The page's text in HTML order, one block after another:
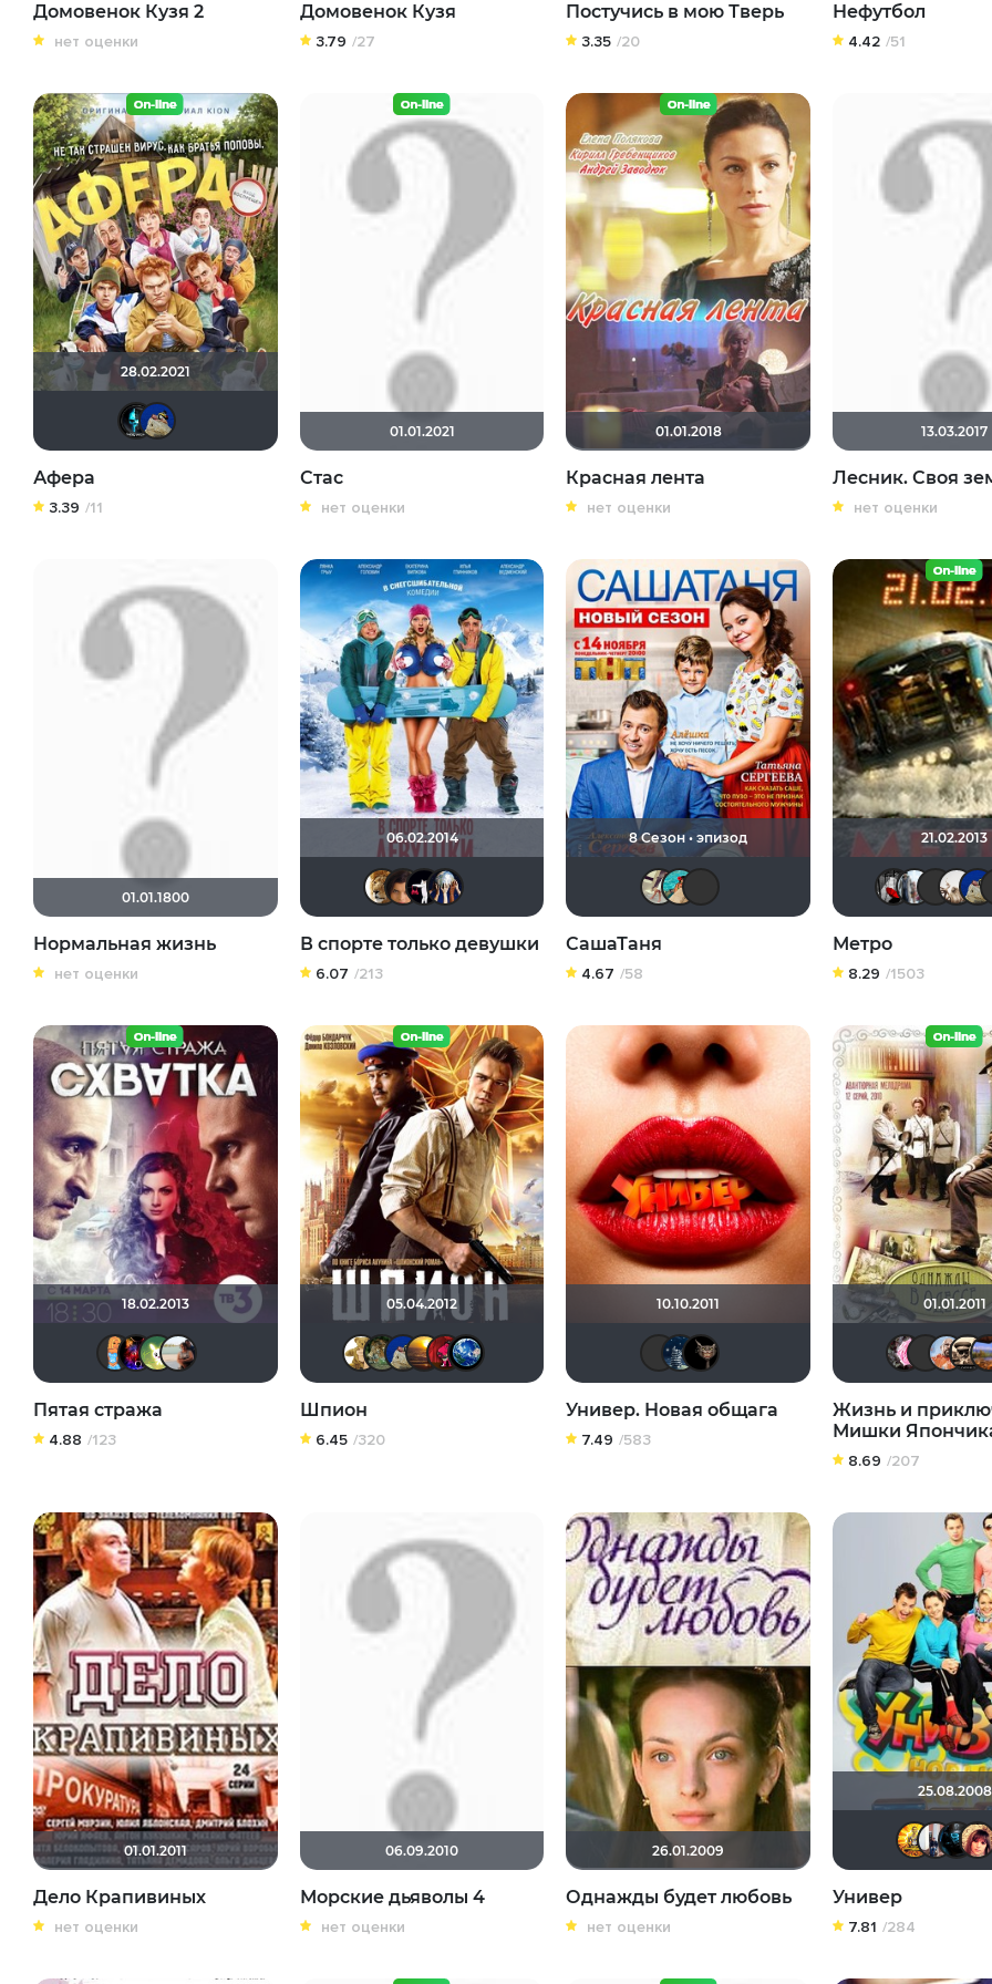
Домовенок Кузя 2
нет оценки
Домовенок Кузя
3.79 /27
Постучись в мою Тверь
3.35 /20
Нефутбол
4.42 /51
28.02.2021
didak2002
Афера
3.39 /11
01.01.2021
Стас
нет оценки
01.01.2018
Красная лента
нет оценки
13.03.2017
Лесник. Своя
нет оценки
01.01.1800
Нормальная жизнь
нет оценки
06.02.2014
Диян Кръстев
В спорте только девушки
6.07 /213
8 Сезон • эпизод
LoveLyLoveLuLuGaGa
Юлия Якименко
СашаТаня
4.67 /58
21.02.2013
Метро
8.29 /1503
18.02.2013
Любительфантастики
Ekaterina5222
Пятая стража
4.88 /123
05.04.2012
666илdenissd Птундрикс
Шпион
6.45 /320
10.10.2011
zoro-xwxsw
Универ. Новая общага
7.49 /583
01.01.2011
Жизнь и
Мишки
8.69 /207
01.01.2011
Дело Крапивиных
нет оценки
06.09.2010
Морские дьяволы 4
нет оценки
26.01.2009
Однажды будет любовь
нет оценки
25.08.2008
Универ
7.81 /284